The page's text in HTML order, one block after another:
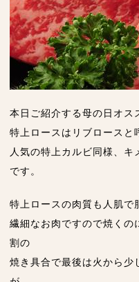
本日ご紹介する母の日オス
特上ロースはリブロースと
人気の特上カルビ同様、
です。
特上ロースの肉質も人肌で
繊細なお肉ですので焼くの
割の
焼き具合で最後は火から少